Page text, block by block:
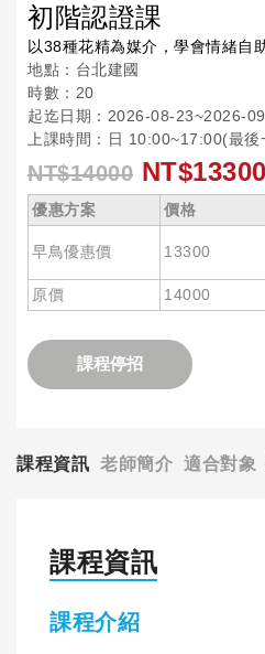
初階認證課
以38種花精為媒介，學會情緒自
地點：台北建國
時數：20
起迄日期：2026-08-23~2026-
上課時間：日 10:00~17:00(最
NT$14000 NT$13300
優惠方案 價格
早鳥優惠價 13300
原價
14000
課程停招
課程資訊 老師簡介 適合對象
課程資訊
課程介紹